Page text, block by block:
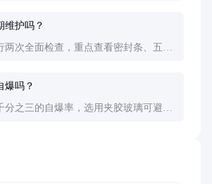
维护吗？
两次全面检查，重点查看密封条、五金
爆吗？
分之三的自爆率，选用夹胶玻璃可避免